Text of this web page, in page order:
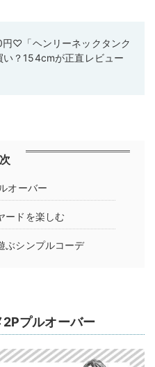
♡「ヘンリーネックタンク
い？154cmが正直レビュー
オーバー
ードを楽しむ
ぶシンプルコーデ
プルオーバー